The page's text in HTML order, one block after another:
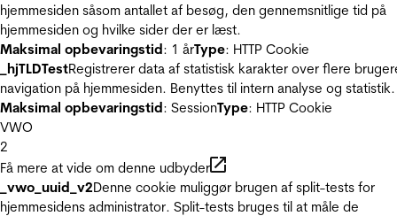
hjemmesiden såsom antallet af besøg, den gennemsnitlige tid på
hjemmesiden og hvilke sider der er læst.
Maksimal opbevaringstid: 1 årType: HTTP Cookie
_hjTLDTestRegistrerer data af statistisk karakter over flere
navigation på hjemmesiden. Benyttes til intern analyse og statistik.
Maksimal opbevaringstid: SessionType: HTTP Cookie
VWO
2
Få mere at vide om denne udbyder
_vwo_uuid_v2Denne cookie muliggør brugen af split-tests for
hjemmesidens administrator. Split-tests bruges til at måle de